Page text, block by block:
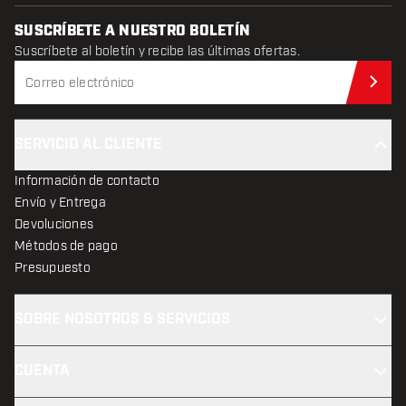
SUSCRÍBETE A NUESTRO BOLETÍN
Suscríbete al boletín y recibe las últimas ofertas.
Información de contacto
Envío y Entrega
Devoluciones
Métodos de pago
Presupuesto